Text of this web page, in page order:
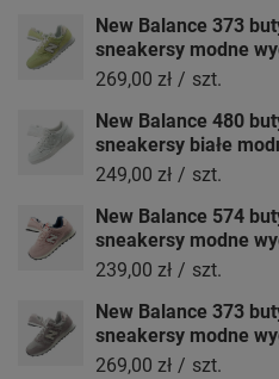
New Balance 373
sneakersy modne
269,00 zł / szt.
New Balance 480
sneakersy białe
249,00 zł / szt.
New Balance 574
sneakersy modne
239,00 zł / szt.
New Balance 373
sneakersy modne
269,00 zł / szt.